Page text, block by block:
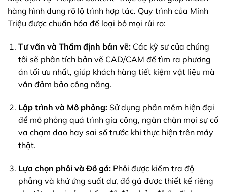
hàng hình dung rõ lộ trình hợp tác. Quy trình của Minh
Triệu được chuẩn hóa để loại bỏ mọi rủi ro:
Tư vấn và Thẩm định bản vẽ:Các kỹ sư của chúng
tôi sẽ phân tích bản vẽ CAD/CAM để tìm ra phương
án tối ưu nhất, giúp khách hàng tiết kiệm vật liệu mà
vẫn đảm bảo công năng.
Lập trình và Mô phỏng:Sử dụng phần mềm hiện đại
để mô phỏng quá trình gia công, ngăn chặn mọi sự cố
va chạm dao hay sai số trước khi thực hiện trên máy
thật.
Lựa chọn phôi và Đồ gá:Phôi được kiểm tra độ
phẳng và khử ứng suất dư, đồ gá được thiết kế riêng